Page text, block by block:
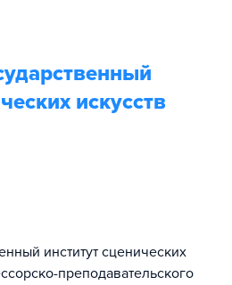
искусств
институт сценических
преподавательского